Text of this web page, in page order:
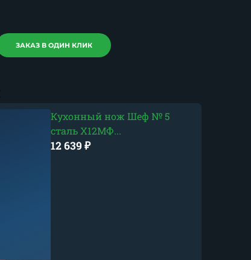
ЗАКАЗ В ОДИН КЛИК
Кухонный нож Шеф № 5
сталь Х12МФ...
12 639 ₽